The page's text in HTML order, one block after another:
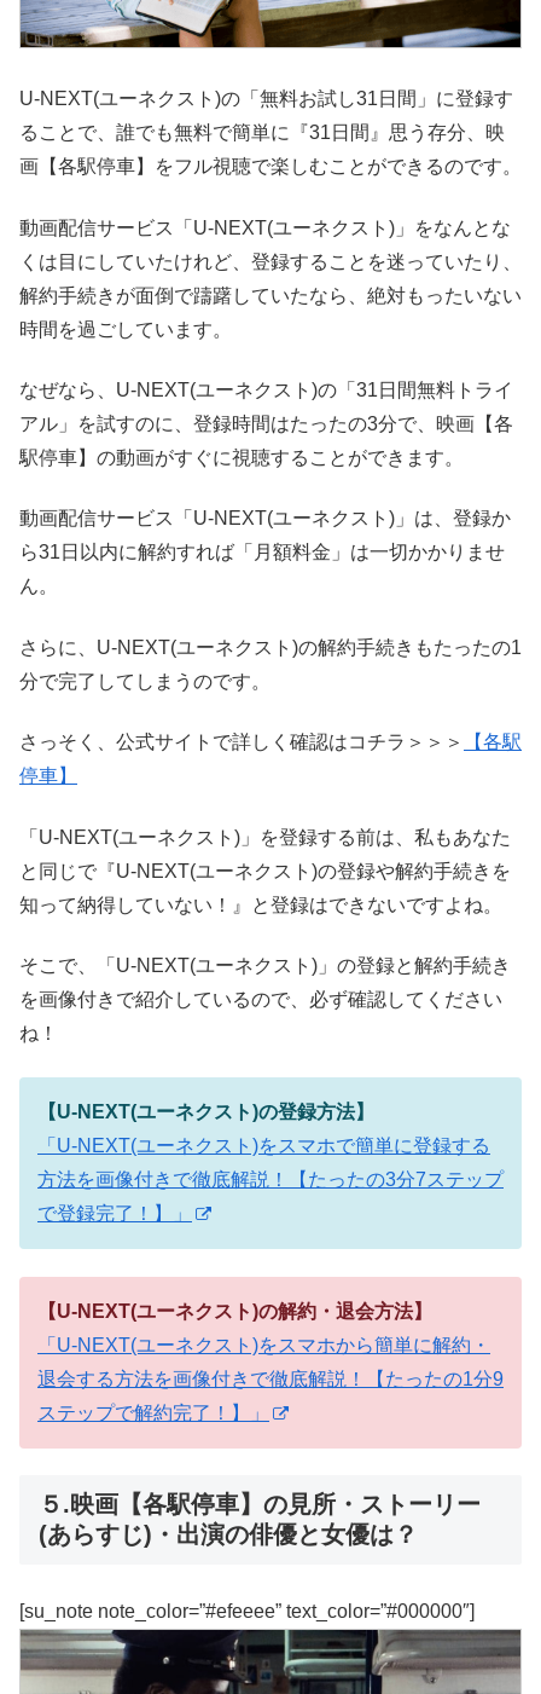
U-NEXT(ユーネクスト)の「無料お試し31日間」に登録す
ることで、誰でも無料で簡単に『31日間』思う存分、映
画【各駅停車】をフル視聴で楽しむことができるのです。
動画配信サービス「U-NEXT(ユーネクスト)」をなんとな
くは目にしていたけれど、登録することを迷っていたり、
解約手続きが面倒で躊躇していたなら、絶対もったいない
時間を過ごしています。
なぜなら、U-NEXT(ユーネクスト)の「31日間無料トライ
アル」を試すのに、登録時間はたったの3分で、映画【各
駅停車】の動画がすぐに視聴することができます。
動画配信サービス「U-NEXT(ユーネクスト)」は、登録か
ら31日以内に解約すれば「月額料金」は一切かかりませ
ん。
さらに、U-NEXT(ユーネクスト)の解約手続きもたったの1
分で完了してしまうのです。
さっそく、公式サイトで詳しく確認はコチラ＞＞＞
【各駅
停車】
「U-NEXT(ユーネクスト)」を登録する前は、私もあなた
と同じで『U-NEXT(ユーネクスト)の登録や解約手続きを
知って納得していない！』と登録はできないですよね。
そこで、「U-NEXT(ユーネクスト)」の登録と解約手続き
を画像付きで紹介しているので、必ず確認してください
ね！
【U-NEXT(ユーネクスト)の登録方法】
「U-NEXT(ユーネクスト)をスマホで簡単に登録する
方法を画像付きで徹底解説！【たったの3分7ステップ
で登録完了！】」
【U-NEXT(ユーネクスト)の解約・退会方法】
「U-NEXT(ユーネクスト)をスマホから簡単に解約・
退会する方法を画像付きで徹底解説！【たったの1分9
ステップで解約完了！】」
５.映画【各駅停車】の見所・ストーリー
(あらすじ)・出演の俳優と女優は？
[su_note note_color=”#efeeee” text_color=”#000000″]